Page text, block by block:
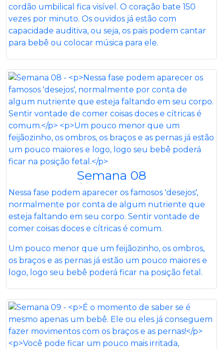
cordão umbilical fica visível. O coração bate 150
vezes por minuto. Os ouvidos já estão com
capacidade auditiva, ou seja, os pais podem cantar
para bebê ou colocar música para ele.
Semana 08
Nessa fase podem aparecer os famosos 'desejos',
normalmente por conta de algum nutriente que
esteja faltando em seu corpo. Sentir vontade de
comer coisas doces e cítricas é comum.
Um pouco menor que um feijãozinho, os ombros,
os braços e as pernas já estão um pouco maiores e
logo, logo seu bebê poderá ficar na posição fetal.